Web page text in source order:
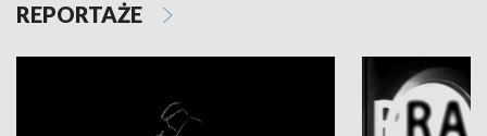
REPORTAŻE